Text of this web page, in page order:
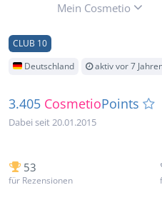
Mein Cosmetio
CLUB 10
Deutschland
aktiv vor 7
53
für Rezensionen
3.405 CosmetioPoints
Dabei seit 20.01.2015